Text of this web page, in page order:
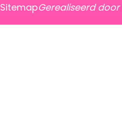
SitemapGerealiseerd door